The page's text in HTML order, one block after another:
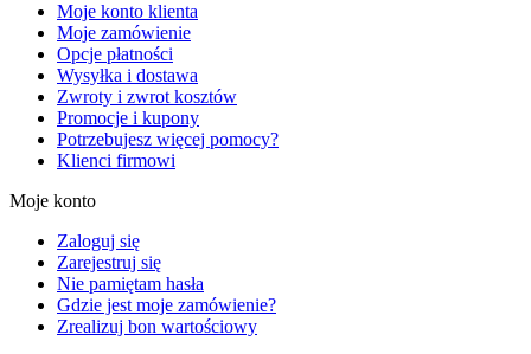
Moje konto klienta
Moje zamówienie
Opcje płatności
Wysyłka i dostawa
Zwroty i zwrot kosztów
Promocje i kupony
Potrzebujesz więcej pomocy?
Klienci firmowi
Moje konto
Zaloguj się
Zarejestruj się
Nie pamiętam hasła
Gdzie jest moje zamówienie?
Zrealizuj bon wartościowy